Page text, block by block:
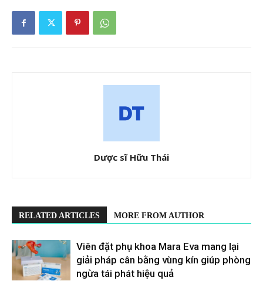
Dược sĩ Hữu Thái
RELATED ARTICLES MORE FROM AUTHOR
Viên đặt phụ khoa Mara Eva mang lại
giải pháp cân bằng vùng kín giúp phòng
ngừa tái phát hiệu quả